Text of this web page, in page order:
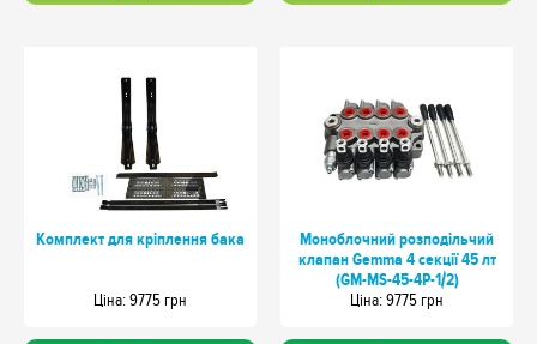
Комплект для кріплення бака
Цiна: 9775 грн
Моноблочний розподільчий
клапан Gemma 4 секції 45 лт
(GM-MS-45-4P-1/2)
Цiна: 9775 грн